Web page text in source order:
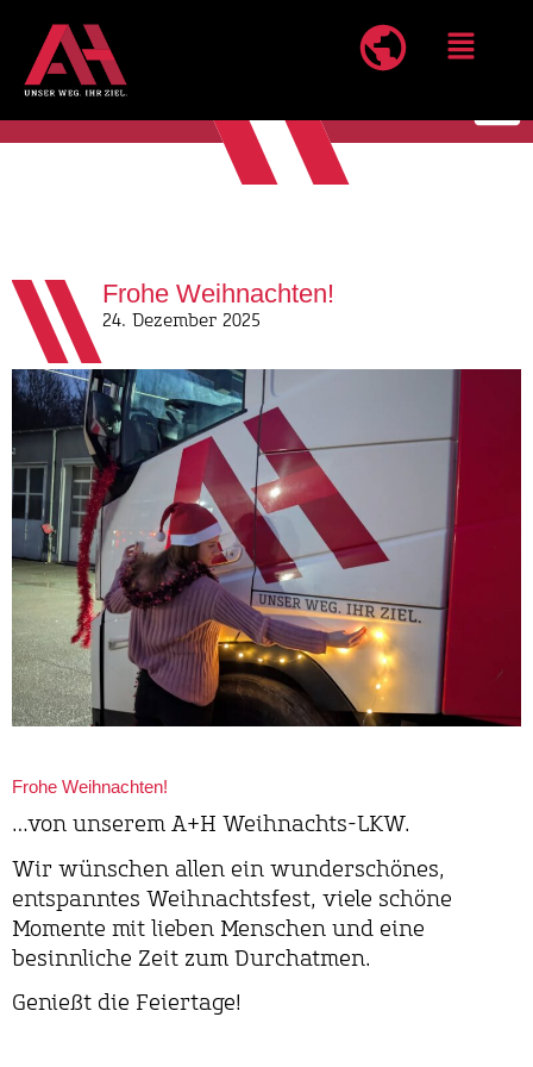
Frohe Weihnachten!
24. Dezember 2025
Frohe Weihnachten!
…von unserem A+H Weihnachts-LKW.
Wir wünschen allen ein wunderschönes,
entspanntes Weihnachtsfest, viele schöne
Momente mit lieben Menschen und eine
besinnliche Zeit zum Durchatmen.
Genießt die Feiertage!